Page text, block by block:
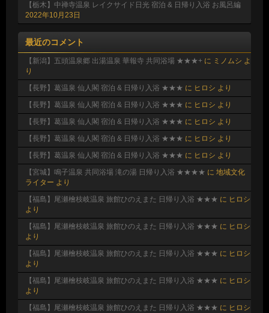
【栃木】中禅寺温泉 レイクサイド日光 宿泊 & 日帰り入浴 お風呂編
2022年10月23日
最近のコメント
【新潟】五頭温泉郷 出湯温泉 華報寺 共同浴場 ★★★+ に ミノムシ よ
り
【長野】葛温泉 仙人閣 宿泊 & 日帰り入浴 ★★★ に ヒロシ より
【長野】葛温泉 仙人閣 宿泊 & 日帰り入浴 ★★★ に ヒロシ より
【長野】葛温泉 仙人閣 宿泊 & 日帰り入浴 ★★★ に ヒロシ より
【長野】葛温泉 仙人閣 宿泊 & 日帰り入浴 ★★★ に ヒロシ より
【長野】葛温泉 仙人閣 宿泊 & 日帰り入浴 ★★★ に ヒロシ より
【宮城】鳴子温泉 共同浴場 滝の湯 日帰り入浴 ★★★★ に 地域文化
ライター より
【福島】尾瀬檜枝岐温泉 旅館ひのえまた 日帰り入浴 ★★★ に ヒロシ
より
【福島】尾瀬檜枝岐温泉 旅館ひのえまた 日帰り入浴 ★★★ に ヒロシ
より
【福島】尾瀬檜枝岐温泉 旅館ひのえまた 日帰り入浴 ★★★ に ヒロシ
より
【福島】尾瀬檜枝岐温泉 旅館ひのえまた 日帰り入浴 ★★★ に ヒロシ
より
【福島】尾瀬檜枝岐温泉 旅館ひのえまた 日帰り入浴 ★★★ に ヒロシ